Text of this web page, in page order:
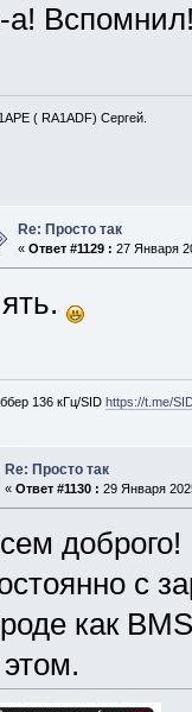
Вспомнил!
( RA1ADF) Сергей.
Re: Просто так
« Ответ #1129 : 27 Января
136 кГц/SID https://t.me/
Re: Просто так
« Ответ #1130 : 29 Января
с
как